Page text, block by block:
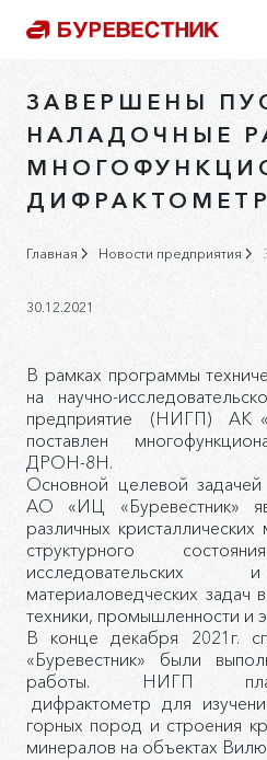
ЗАВЕРШЕНЫ
НАЛАДОЧНЫЕ
Главная Новости предприятия
30.12.2021
В рамках программы
на научно-
предприятие (НИГП)
поставлен
ДРОН-8Н.
Основной целевой
АО «ИЦ «Буревестник»
различных
структурного
исследовательских
материаловедческих задач
техники, промышленности и
В конце декабря 2021г.
«Буревестник» были
работы. НИГП
дифрактометр для
горных пород и строения
минералов на объектах